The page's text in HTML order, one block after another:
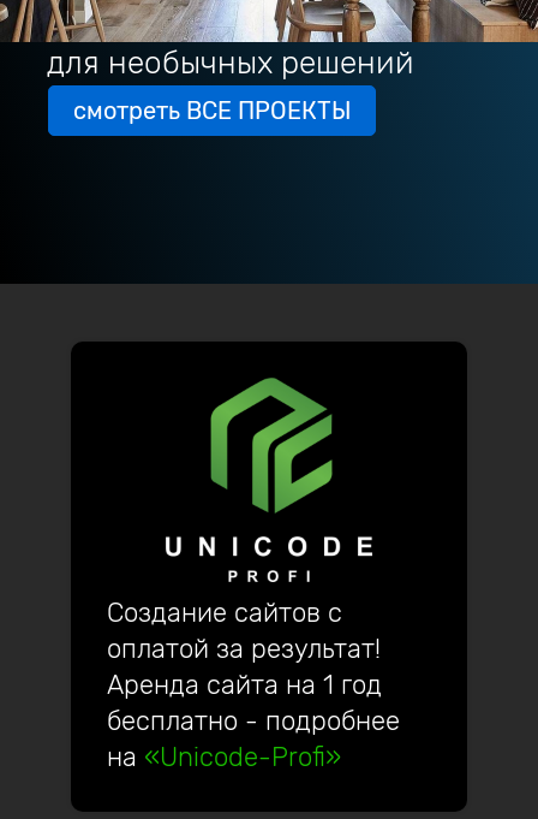
для необычных решений
смотреть ВСЕ ПРОЕКТЫ
Создание сайтов с
оплатой за результат!
Аренда сайта на 1 год
бесплатно - подробнее
на «Unicode-Profi»